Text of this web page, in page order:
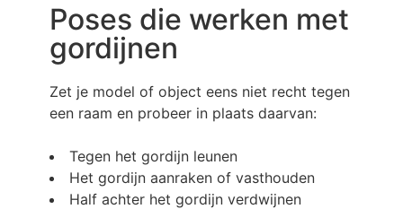
Poses die werken met
gordijnen
Zet je model of object eens niet recht tegen
een raam en probeer in plaats daarvan:
Tegen het gordijn leunen
Het gordijn aanraken of vasthouden
Half achter het gordijn verdwijnen